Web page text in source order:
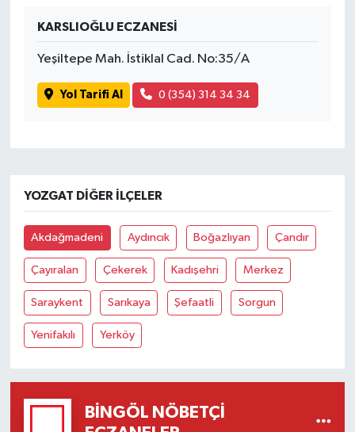
KARSLIOĞLU ECZANESİ
Yeşiltepe Mah. İstiklal Cad. No:35/A
Yol Tarifi Al 0 (354) 314 34 34
YOZGAT DIĞER İLÇELER
Akdağmadeni Aydıncık Boğazlıyan Çandır
Çayıralan Çekerek Kadışehri Merkez
Saraykent Sarıkaya Şefaatli Sorgun
Yenifakılı Yerköy
BINGÖL NÖBETÇI